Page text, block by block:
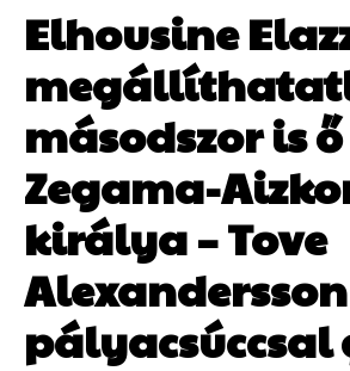
Elhousine
másodszor is
Zegama-
királya – Tove